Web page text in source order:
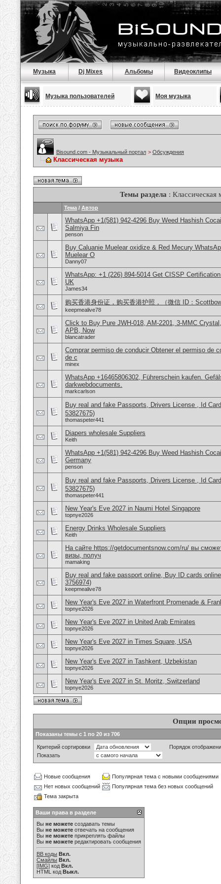
Музыка Dj Mixes Альбомы Видеоклипы
Музыка пользователей Моя музыка
Bisound.com - Музыкальный портал > Обсуждения
Классическая музыка
Темы раздела : Классическая
Тема / Автор
WhatsApp +1(581) 942-4296 Buy Weed Hashish
Salmiya Fin
penson
Buy Caluanie Muelear oxidize & Red Mecury
Muelear O
Danny07
WhatsApp: +1 (226) 894-5014​ Get CISSP
UK
James34
购买香港身份证，购买香港护照，（微信 ID：
keepmealive78
Click to Buy Pure JWH-018, AM-2201, 3-MMC
APB, Now
blancatrader
Comprar permiso de conducir Obtener el permiso de
de c
minex
WhatsApp +16465806302, Führerschein kaufen.
darkwebdocuments.
markcarlson
Buy real and fake Passports, Drivers License , Id
53827675)
thomaspeter441
Diapers wholesale Suppliers
Keith
WhatsApp +1(581) 942-4296 Buy Weed Hashish
Germany
penson
Buy real and fake Passports, Drivers License , Id
53827675)
thomaspeter441
New Year's Eve 2027 in Naumi Hotel Singapore
topnye2026
Energy Drinks Wholesale Suppliers
Keith
На сайте https://getdocumentsnow.com/ru/ вы
визы, получ
mamaking
Buy real and fake passport online, Buy ID cards
3756974)
keepmealive78
New Year's Eve 2027 in Waterfront Promenade &
topnye2026
New Year's Eve 2027 in United Arab Emirates
topnye2026
New Year's Eve 2027 in Times Square, USA
topnye2026
New Year's Eve 2027 in Tashkent, Uzbekistan
topnye2026
New Year's Eve 2027 in St. Moritz, Switzerland
topnye2026
Опции
Показаны темы с 1 по 20 из 706
Критерий сортировки
Порядок
Показать
Новые сообщения
Популярная тема с новыми сообщениями
Нет новых сообщений
Популярная тема без новых сообщений
Тема закрыта
Ваши права в разделе
Вы не можете создавать темы
Вы не можете отвечать на сообщения
Вы не можете прикреплять файлы
Вы не можете редактировать сообщения
BB коды Вкл.
Смайлы Вкл.
[IMG] код Вкл.
HTML код Выкл.